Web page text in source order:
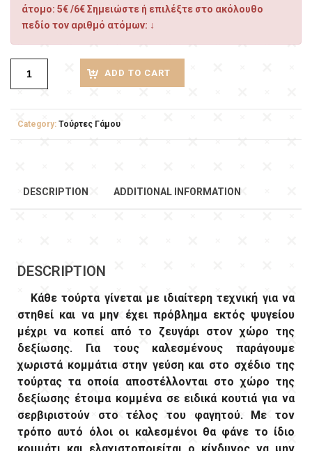
άτομο: 5€ /6€ Σημειώστε ή επιλέξτε στο ακόλουθο
πεδίο τον αριθμό ατόμων: ↓
ADD TO CART
Category: Τούρτες Γάμου
DESCRIPTION ADDITIONAL INFORMATION
DESCRIPTION
Κάθε τούρτα γίνεται με ιδιαίτερη τεχνική για να
στηθεί και να μην έχει πρόβλημα εκτός ψυγείου
μέχρι να κοπεί από το ζευγάρι στον χώρο της
δεξίωσης. Για τους καλεσμένους παράγουμε
χωριστά κομμάτια στην γεύση και στο σχέδιο της
τούρτας τα οποία αποστέλλονται στο χώρο της
δεξίωσης έτοιμα κομμένα σε ειδικά κουτιά για να
σερβιριστούν στο τέλος του φαγητού. Με τον
τρόπο αυτό όλοι οι καλεσμένοι θα φάνε το ίδιο